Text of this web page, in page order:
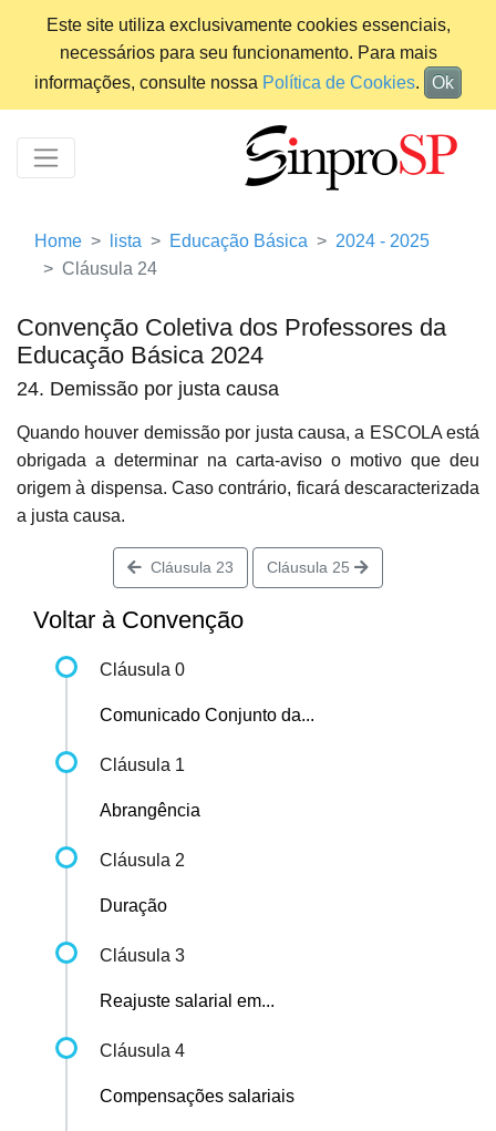
Este site utiliza exclusivamente cookies essenciais,
necessários para seu funcionamento. Para mais
informações, consulte nossa Política de Cookies. Ok
Home lista Educação Básica
2024 - 2025
Cláusula 24
Convenção Coletiva dos Professores da
Educação Básica 2024
24. Demissão por justa causa
Quando houver demissão por justa causa, a ESCOLA está
obrigada a determinar na carta-aviso o motivo que deu
origem à dispensa. Caso contrário, ficará descaracterizada
a justa causa.
Cláusula 23 Cláusula 25
Voltar à Convenção
Cláusula 0
Comunicado Conjunto da...
Cláusula 1
Abrangência
Cláusula 2
Duração
Cláusula 3
Reajuste salarial em...
Cláusula 4
Compensações salariais